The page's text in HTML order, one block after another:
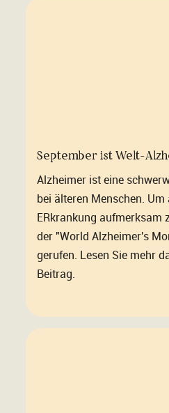
September ist Welt-
Alzheimer ist eine
bei älteren Menschen. Um
ERkrankung aufmerksam
der "World Alzheimer's
gerufen. Lesen Sie mehr
Beitrag.